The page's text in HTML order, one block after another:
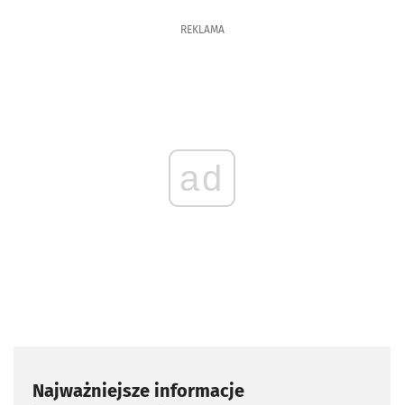
REKLAMA
ad
Najważniejsze informacje